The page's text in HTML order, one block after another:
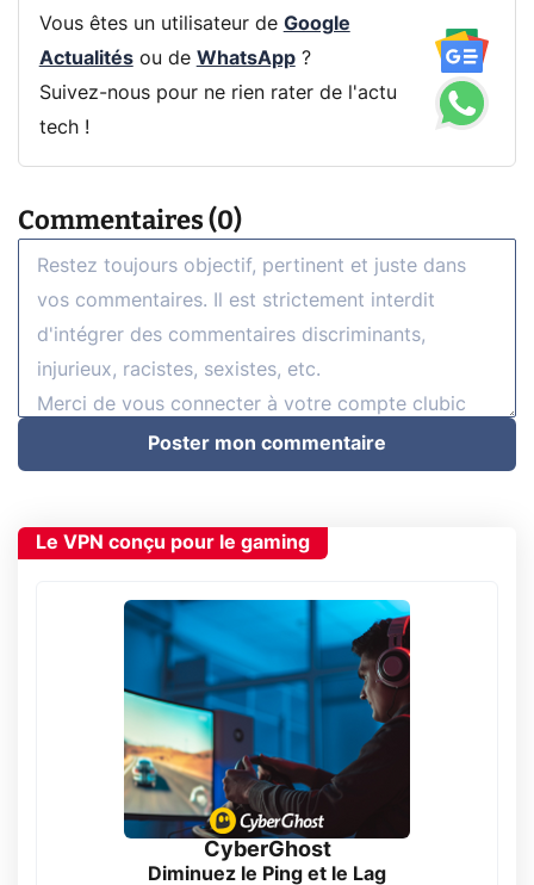
Vous êtes un utilisateur de Google
Actualitésou de WhatsApp?
Suivez-nous pour ne rien rater de l'actu
tech !
Commentaires (0)
Poster mon commentaire
Le VPN conçu pour le gaming
CyberGhost
Diminuez le Ping et le Lag